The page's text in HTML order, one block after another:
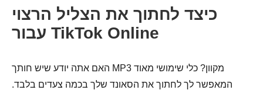
שלב 3.
כיצד לחתוך את הצליל הרצוי
עבור TikTok Online
האם אתה יודע שיש חותך MP3 מקוון? כלי שימושי מאוד
המאפשר לך לחתוך את הסאונד שלך בכמה צעדים בלבד.